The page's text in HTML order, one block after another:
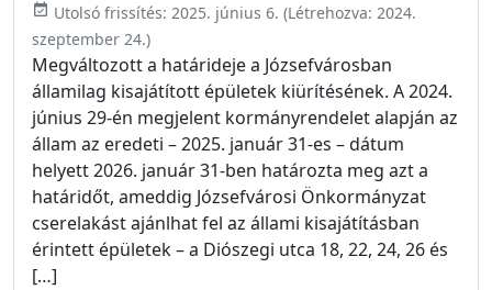
event_available Utolsó frissítés: 2025. június 6. (Létrehozva: 2024.
szeptember 24.)
Megváltozott a határideje a Józsefvárosban
államilag kisajátított épületek kiürítésének. A 2024.
június 29-én megjelent kormányrendelet alapján az
állam az eredeti – 2025. január 31-es – dátum
helyett 2026. január 31-ben határozta meg azt a
határidőt, ameddig Józsefvárosi Önkormányzat
cserelakást ajánlhat fel az állami kisajátításban
érintett épületek – a Diószegi utca 18, 22, 24, 26 és
[…]